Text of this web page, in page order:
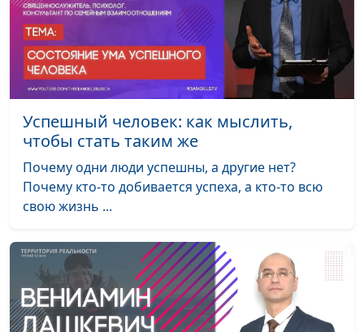
Что нас ждёт в новом
году?
Андрей Качалаба,
священнослужитель
Кто придумал
Рождество?
Андрей Качалаба,
священнослужитель
#55
Кто счастливее всех и
как таким стать?
Андрей Качалаба,
священнослужитель
Что общего у Красной
книги и Божьей Книги
жизни?
Андрей Качалаба,
священнослужитель
Жить, чтобы покупать?
Андрей Качалаба,
священнослужитель
#52
Любостяжание: почему
не надо гнаться за
Андрей Качалаба,
священнослужитель
Успешный человек: как мыслить,
чтобы стать таким же
Почему одни люди успешны, а другие нет?
Почему кто-то добивается успеха, а кто-то всю
свою жизнь ...